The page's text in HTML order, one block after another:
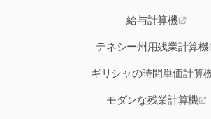
給与計算機
テネシー州用残業計算機
ギリシャの時間単価計算
モダンな残業計算機